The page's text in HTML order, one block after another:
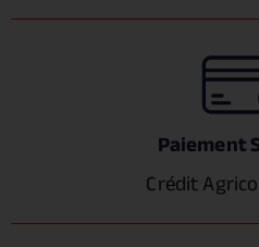
Paiement
Crédit